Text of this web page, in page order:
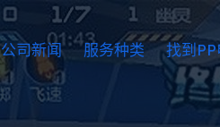
公司新闻 服务种类 找到